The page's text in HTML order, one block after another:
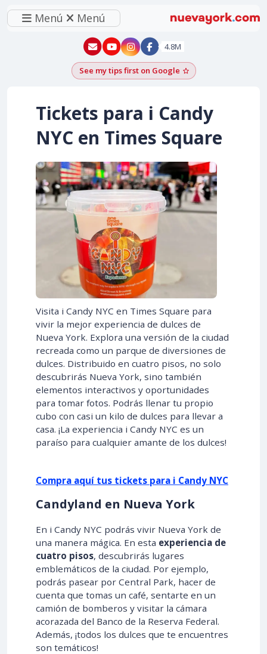
Menú Menú
New York - YouTube
New York - Instagram
4.8M
See my tips first on GoogleAdd as a Google
Tickets para i Candy
NYC en Times Square
Visita i Candy NYC en Times Square para
vivir la mejor experiencia de dulces de
Nueva York. Explora una versión de la ciudad
recreada como un parque de diversiones de
dulces. Distribuido en cuatro pisos, no solo
descubrirás Nueva York, sino también
elementos interactivos y oportunidades
para tomar fotos. Podrás llenar tu propio
cubo con casi un kilo de dulces para llevar a
casa. ¡La experiencia i Candy NYC es un
paraíso para cualquier amante de los dulces!
Compra aquí tus tickets para i Candy NYC
Candyland en Nueva York
En i Candy NYC podrás vivir Nueva York de
una manera mágica. En esta experiencia de
cuatro pisos, descubrirás lugares
emblemáticos de la ciudad. Por ejemplo,
podrás pasear por Central Park, hacer de
cuenta que tomas un café, sentarte en un
camión de bomberos y visitar la cámara
acorazada del Banco de la Reserva Federal.
Además, ¡todos los dulces que te encuentres
son temáticos!